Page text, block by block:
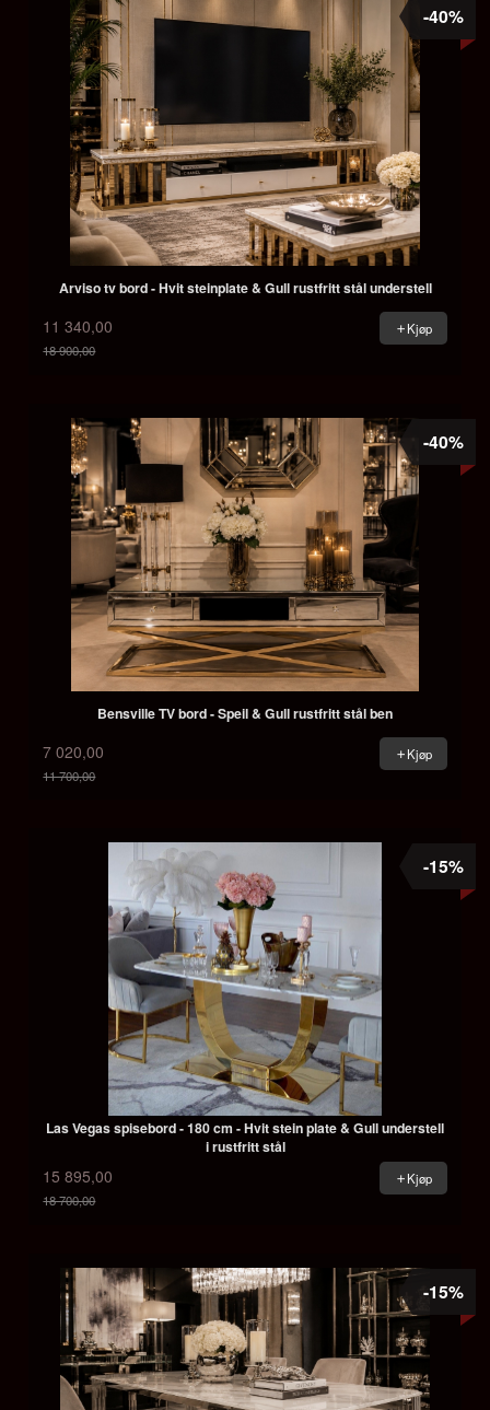
Arviso tv bord - Hvit steinplate & Gull rustfritt stål understell
11 340,00
18 900,00
-40%
Kjøp
Bensville TV bord - Speil & Gull rustfritt stål ben
7 020,00
11 700,00
-40%
Kjøp
Las Vegas spisebord - 180 cm - Hvit stein plate & Gull understell
i rustfritt stål
15 895,00
18 700,00
-15%
Kjøp
-15%